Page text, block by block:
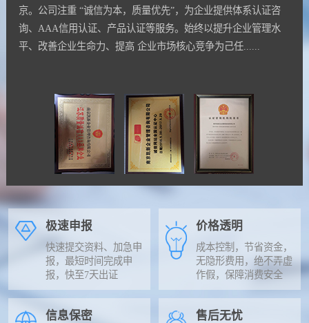
京。公司注重 “诚信为本，质量优先”，为企业提供体系认证咨
询、AAA信用认证、产品认证等服务。始终以提升企业管理水
平、改善企业生命力、提高 企业市场核心竞争为己任......
极速申报
快速提交资料、加急申
报，最短时间完成申
报，快至7天出证
价格透明
成本控制，节省资金，
无隐形费用，绝不弄虚
作假，保障消费安全
信息保密 售后无忧